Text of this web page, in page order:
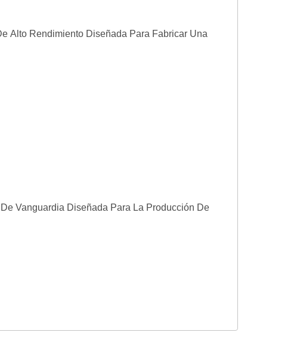
Alto Rendimiento Diseñada Para Fabricar Una
Vanguardia Diseñada Para La Producción De